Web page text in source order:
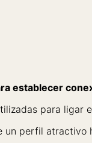
establecer
para ligar
perfil atractivo